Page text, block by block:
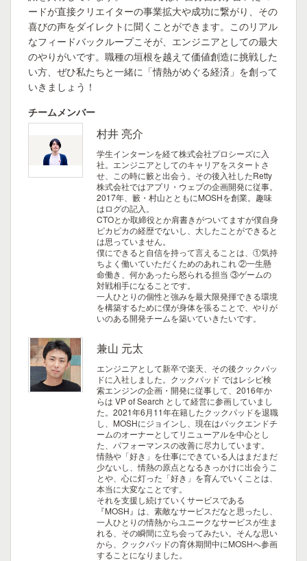
ードが直接クリエイターの事業拡大や成功に繋がり、その
喜びの声をダイレクトに聞くことができます。このリアル
なフィードバックループこそが、エンジニアとしての最大
のやりがいです。職種の垣根を越えて価値創造に挑戦した
い方、ぜひ私たちと一緒に「情熱がめぐる経済」を創って
いきましょう！
チームメンバー
村井 亮介
学生インターンを経て株式会社プロシーズに入
社。エンジニアとしてのキャリアをスタートさ
せ、この時に籔と出会う。その後入社したRetty
株式会社ではアプリ・ウェブの企画開発に従事。
2017年、籔・村山とともにMOSHを創業。趣味
はログの記入。
CTOとか取締役とか肩書きがついてますが僕自身
ピカピカの経歴でないし、大したことができると
は思っていません。
僕にできると自信を持って言えることは、①気持
ちよく働いていただくためのあれこれ ②一生懸
命働き、何かあったら怒られる担当 ③ゲームの
対戦相手になることです。
一人ひとりの個性と強みを最大限発揮できる環境
を構築するために僕が身体を張ることで、やりが
いのある開発チームを築いていきたいです。
兼山 元太
エンジニアとして新卒で楽天、その後クックパッ
ドに入社しました。クックパッド ではレシピ検
索エンジンの企画・開発に従事して、2016年か
らは VP of Search として経営に参画していまし
た。2021年6月11年在籍したクックパッドを退職
し、MOSHにジョインし、現在はバックエンドチ
ームのオーナーとしてリニューアルを中心とし
た、パフォーマンスの改善に尽力しています。
情熱や「好き」を仕事にできている人はまだまだ
少ないし、情熱の原点となるきっかけに出会うこ
とや、心に灯った「好き」を育んでいくことは、
本当に大変なことです。
それを支援し続けていくサービスである
『MOSH』は、素敵なサービスだなと思ったし、
一人ひとりの情熱からユニークなサービスが生ま
れる、その瞬間に立ち会ってみたい。そんな思い
から、クックパッドの育休期間中にMOSHへ参画
することになりました。